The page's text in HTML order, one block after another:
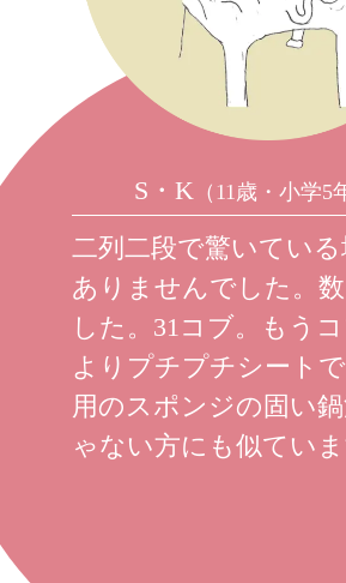
S・K （11歳・小学5
二列二段で驚いてい
ありませんでした。
した。31コブ。もう
よりプチプチシート
用のスポンジの固い
ゃない方にも似ていま